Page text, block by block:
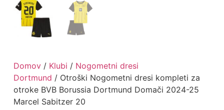
Domov/ Klubi / Nogometni dresi
Dortmund / Otroški Nogometni dresi kompleti za
otroke BVB Borussia Dortmund Domači 2024-25
Marcel Sabitzer 20